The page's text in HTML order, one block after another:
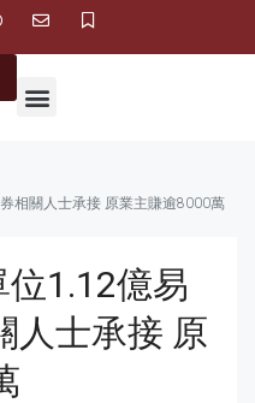
相關人士承接 原業主賺逾8000萬
1.12億易
人士承接 原